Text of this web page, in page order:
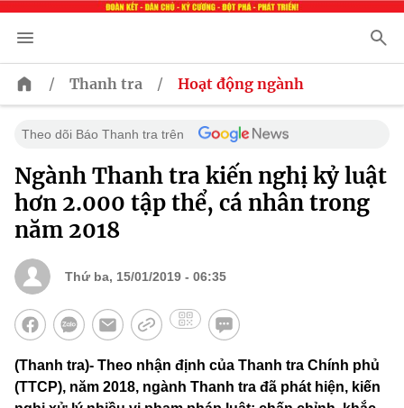
/ Thanh tra / Hoạt động ngành
Theo dõi Báo Thanh tra trên
Ngành Thanh tra kiến nghị kỷ luật
hơn 2.000 tập thể, cá nhân trong
năm 2018
Thứ ba, 15/01/2019 - 06:35
(Thanh tra)- Theo nhận định của Thanh tra Chính phủ
(TTCP), năm 2018, ngành Thanh tra đã phát hiện, kiến